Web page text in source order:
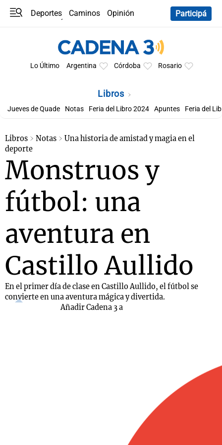
Deportes Caminos
Opinión
Participá
Lo Último Argentina Córdoba Rosario
Libros
Jueves de Quade Notas Feria del Libro 2024 Apuntes Feria del
Libros Notas
Una historia de amistad y magia en el
deporte
Monstruos y
fútbol: una
aventura en
Castillo Aullido
En el primer día de clase en Castillo Aullido, el fútbol se
convierte en una aventura mágica y divertida.
Añadir Cadena 3 a